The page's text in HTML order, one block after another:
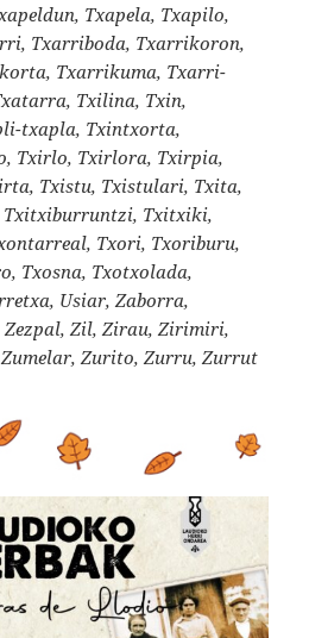
Txapela, Txapilo,
Txarriboda, Txarrikoron,
Txarrikuma, Txarri-
Txilina, Txin,
txapla, Txintxorta,
Txirlo, Txirlora, Txirpia,
Txistu, Txistulari, Txita,
Txitxiki,
Txori, Txoriburu,
Txosna, Txotxolada,
Usiar, Zaborra,
Zezpal, Zil, Zirau, Zirimiri,
Zurito, Zurru, Zurrut